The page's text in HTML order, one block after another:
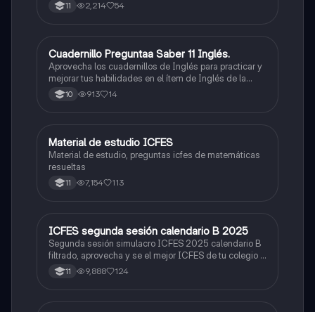
11 2,214 54
ICFES: Inglés
Cuadernillo Preguntaa Saber 11 Inglés.
Aprovecha los cuadernillos de Inglés para practicar y
mejorar tus habilidades en el ítem de Inglés de la
Prueba Saber 11. 🫡
10 913 14
ICFES: Matemáticas
Material de estudio ICFES
Material de estudio, preguntas icfes de matemáticas
resueltas
11 7,154 113
ICFES: Lectura Crítica
ICFES segunda sesión calendario B 2025
Segunda sesión simulacro ICFES 2025 calendario B
filtrado, aprovecha y se el mejor ICFES de tu colegio y
poder ingresar a universidad, y estudiar aquella
carrera con la que tanto sueñas.
11 9,888 124